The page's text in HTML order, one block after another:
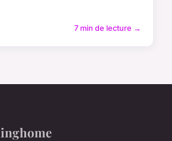
7 min de lecture →